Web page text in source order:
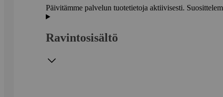
Päivitämme palvelun tuotetietoja aktiivisesti.
Ravintosisältö